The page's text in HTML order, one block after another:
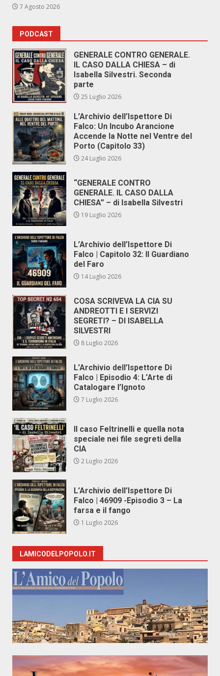
7 Agosto 2026
PODCAST
GENERALE CONTRO GENERALE.
IL CASO DALLA CHIESA – di
Isabella Silvestri. Seconda
parte
25 Luglio 2026
L’Archivio dell’Ispettore Di
Falco: Un Incubo Arancione
Accende la Notte nel Ventre del
Porto (Capitolo 33)
24 Luglio 2026
“GENERALE CONTRO
GENERALE. IL CASO DALLA
CHIESA” – di Isabella Silvestri
19 Luglio 2026
L’Archivio dell’Ispettore Di
Falco | Capitolo 32: Il Guardiano
del Faro
14 Luglio 2026
COSA SCRIVEVA LA CIA SU
ANDREOTTI E I SERVIZI
SEGRETI? – DI ISABELLA
SILVESTRI
8 Luglio 2026
L’Archivio dell’Ispettore Di
Falco | Episodio 4: L’Arte di
Catalogare l’Ignoto
7 Luglio 2026
Il caso Feltrinelli e quella nota
speciale nei file segreti della
CIA
2 Luglio 2026
L’Archivio dell’Ispettore Di
Falco | 46909 -Episodio 3 – La
farsa e il fango
1 Luglio 2026
LAMICODELPOPOLO.IT